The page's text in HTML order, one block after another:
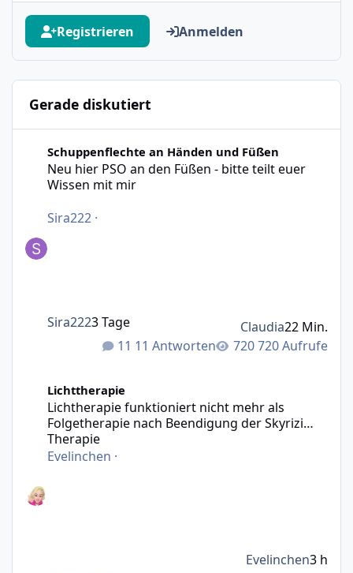
Registrieren Anmelden
Gerade diskutiert
Schuppenflechte an Händen und Füßen
Neu hier PSO an den Füßen - bitte teilt euer
Wissen mit mir
Sira222 ·
11 Antworten 720 Aufrufe
Sira2223 Tage Claudia22 Min.
Lichttherapie
Lichtherapie funktioniert nicht mehr als
Folgetherapie nach Beendigung der Skyrizi
Therapie
Evelinchen ·
Evelinchen3 h